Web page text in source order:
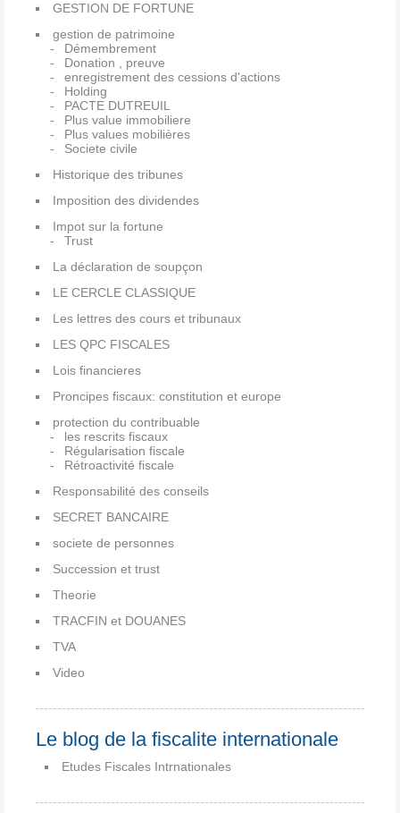
GESTION DE FORTUNE
gestion de patrimoine
Démembrement
Donation , preuve
enregistrement des cessions d'actions
Holding
PACTE DUTREUIL
Plus value immobiliere
Plus values mobilières
Societe civile
Historique des tribunes
Imposition des dividendes
Impot sur la fortune
Trust
La déclaration de soupçon
LE CERCLE CLASSIQUE
Les lettres des cours et tribunaux
LES QPC FISCALES
Lois financieres
Proncipes fiscaux: constitution et europe
protection du contribuable
les rescrits fiscaux
Régularisation fiscale
Rétroactivité fiscale
Responsabilité des conseils
SECRET BANCAIRE
societe de personnes
Succession et trust
Theorie
TRACFIN et DOUANES
TVA
Video
Le blog de la fiscalite internationale
Etudes Fiscales Intrnationales